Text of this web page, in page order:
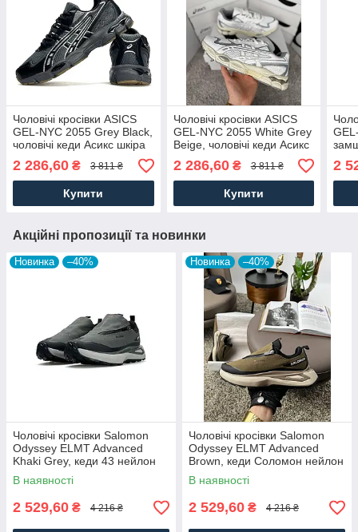
Чоловічі кросівки ASICS
GEL-NYC 2055 Grey Black,
чоловічі кеди Асикс шкіра
текстиль сірі. Чоловіче
взуття
2 286,60 ₴ 3 811 ₴
Купити
Чоловічі кросівки ASICS
GEL-NYC 2055 White Grey
Beige, чоловічі кеди Асикс
шкіра текстиль білі.
Чоловіче взуття
2 286,60₴ 3 811 ₴
Купити
2
Акційні пропозиції та новинки
Новинка –40%
Чоловічі кросівки Salomon
Odyssey ELMT Advanced
Khaki Grey, кеди 43 нейлон
текстиль, Чоловіче взуття
В наявності
2 529,60 ₴ 4 216 ₴
Новинка –40%
Чоловічі кросівки Salomon
Odyssey ELMT Advanced
Brown, кеди Соломон нейлон
текстиль коричневі, Чоловіче
взуття
В наявності
2 529,60 ₴ 4 216 ₴